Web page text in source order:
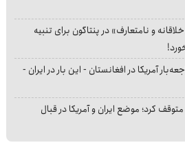
و نامتعارف» در پنتاگون برای تنبیه
آمریکا در افغانستان - این بار در ایران -
کرد؛ موضع ایران و آمریکا در قبال